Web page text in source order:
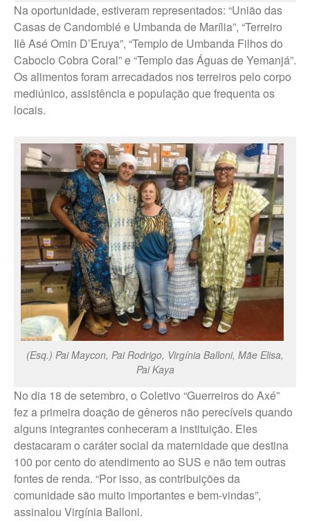
Fale Conosco
Fale Conosco – Ibirarema
Fale Conosco – Campos Novos
Paulista
Fale Conosco – Marília
Na oportunidade, estiveram representados: “União das
Casas de Candomblé e Umbanda de Marília”, “Terreiro
Ilê Asé Omin D’Eruya”, “Templo de Umbanda Filhos do
Caboclo Cobra Coral” e “Templo das Águas de Yemanjá”.
Os alimentos foram arrecadados nos terreiros pelo corpo
mediúnico, assistência e população que frequenta os
locais.
(Esq.) Pai Maycon, Pai Rodrigo, Virgínia Balloni, Mãe Elisa,
Pai Kaya
No dia 18 de setembro, o Coletivo “Guerreiros do Axé”
fez a primeira doação de gêneros não perecíveis quando
alguns integrantes conheceram a instituição. Eles
destacaram o caráter social da maternidade que destina
100 por cento do atendimento ao SUS e não tem outras
fontes de renda. “Por isso, as contribuições da
comunidade são muito importantes e bem-vindas”,
assinalou Virgínia Balloni.